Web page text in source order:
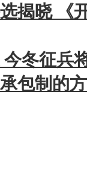
揭晓 《
冬征兵
包制的